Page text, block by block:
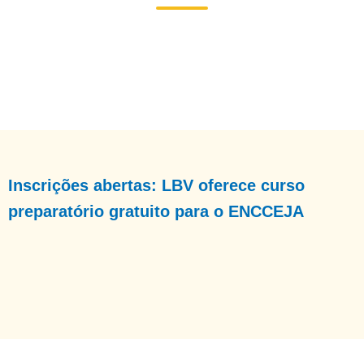
Inscrições abertas: LBV oferece curso
preparatório gratuito para o ENCCEJA